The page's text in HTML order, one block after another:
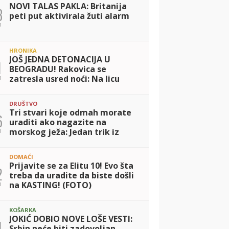
NOVI TALAS PAKLA: Britanija
peti put aktivirala žuti alarm
HRONIKA
JOŠ JEDNA DETONACIJA U
BEOGRADU! Rakovica se
zatresla usred noći: Na licu
počiniocem
DRUŠTVO
Tri stvari koje odmah morate
uraditi ako nagazite na
morskog ježa: Jedan trik iz
DOMAĆI
Prijavite se za Elitu 10! Evo šta
treba da uradite da biste došli
na KASTING! (FOTO)
KOŠARKA
JOKIĆ DOBIO NOVE LOŠE VESTI: